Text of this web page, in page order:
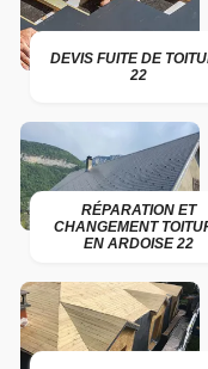
DEVIS FUITE DE
22
RÉPARATION ET
CHANGEMENT
EN ARDOISE 22